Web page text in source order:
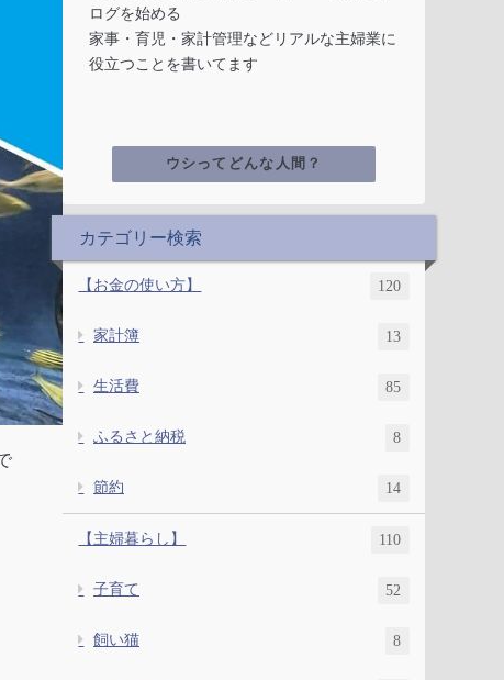
ログを始める
家事・育児・家計管理などリアルな主婦業に
役立つことを書いてます
ウシってどんな人間？
カテゴリー検索
【お金の使い方】 120
家計簿 13
生活費 85
ふるさと納税 8
節約 14
【主婦暮らし】 110
子育て 52
飼い猫 8